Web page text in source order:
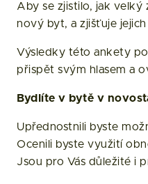
Aby se zjistilo, jak
nový byt, a zjišťuje
Výsledky této ankety
přispět svým hlasem a
Bydlíte v bytě v
Upřednostnili byste
Ocenili byste využití
Jsou pro Vás důležité i